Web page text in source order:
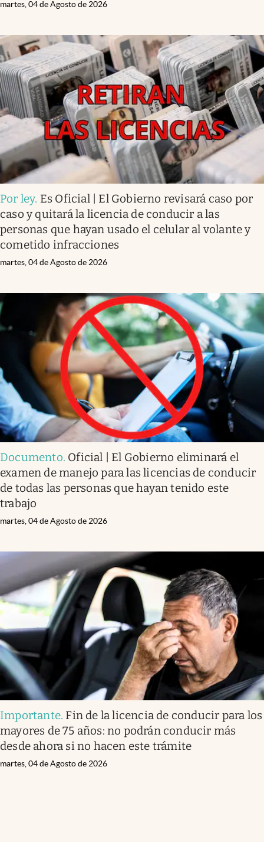
martes, 04 de Agosto de 2026
Por ley. Es Oficial | El Gobierno revisará caso por
caso y quitará la licencia de conducir a las
personas que hayan usado el celular al volante y
cometido infracciones
martes, 04 de Agosto de 2026
Documento. Oficial | El Gobierno eliminará el
examen de manejo para las licencias de conducir
de todas las personas que hayan tenido este
trabajo
martes, 04 de Agosto de 2026
Importante. Fin de la licencia de conducir para los
mayores de 75 años: no podrán conducir más
desde ahora si no hacen este trámite
martes, 04 de Agosto de 2026